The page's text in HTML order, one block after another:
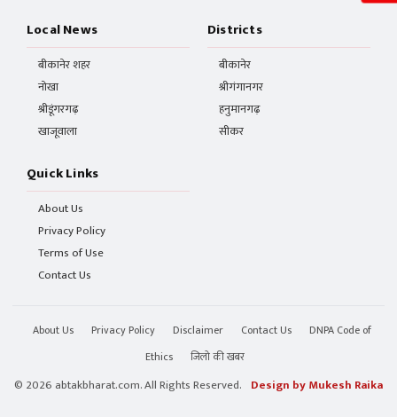
Local News
बीकानेर शहर
नोखा
श्रीडूंगरगढ़
खाजूवाला
Districts
बीकानेर
श्रीगंगानगर
हनुमानगढ़
सीकर
Quick Links
About Us
Privacy Policy
Terms of Use
Contact Us
About Us Privacy Policy Disclaimer Contact Us
DNPA Code of
Ethics
जिलो की खबर
© 2026 abtakbharat.com. All Rights Reserved. Design by Mukesh Raika